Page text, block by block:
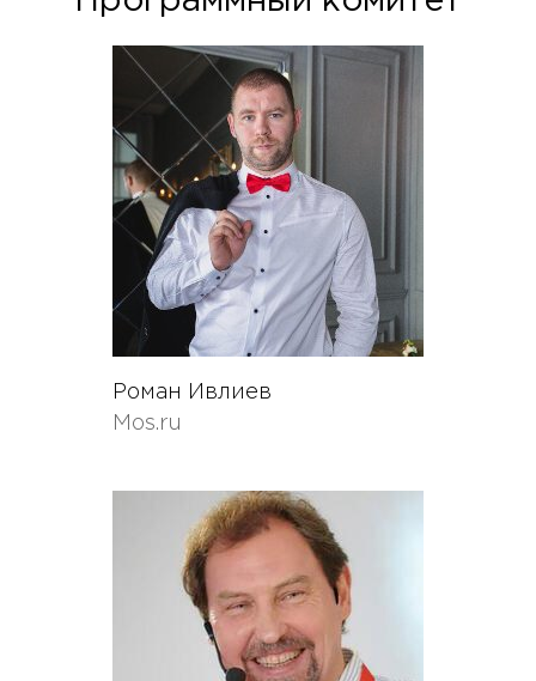
Роман Ивлиев
Mos.ru